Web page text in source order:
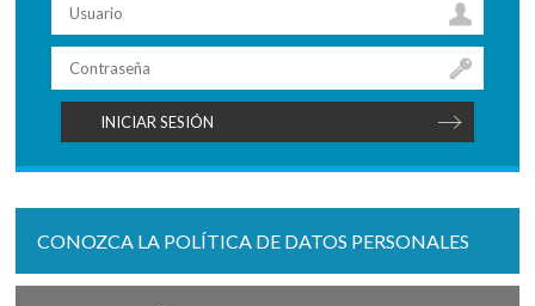
CONOZCA LA POLÍTICA DE DATOS PERSONALES